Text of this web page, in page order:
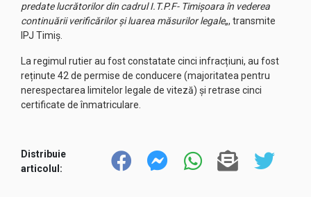
predate lucrătorilor din cadrul I.T.P.F- Timișoara în vederea
continuării verificărilor și luarea măsurilor legale„, transmite
IPJ Timiș.
La regimul rutier au fost constatate cinci infracțiuni, au fost
reținute 42 de permise de conducere (majoritatea pentru
nerespectarea limitelor legale de viteză) și retrase cinci
certificate de înmatriculare.
Distribuie
articolul: